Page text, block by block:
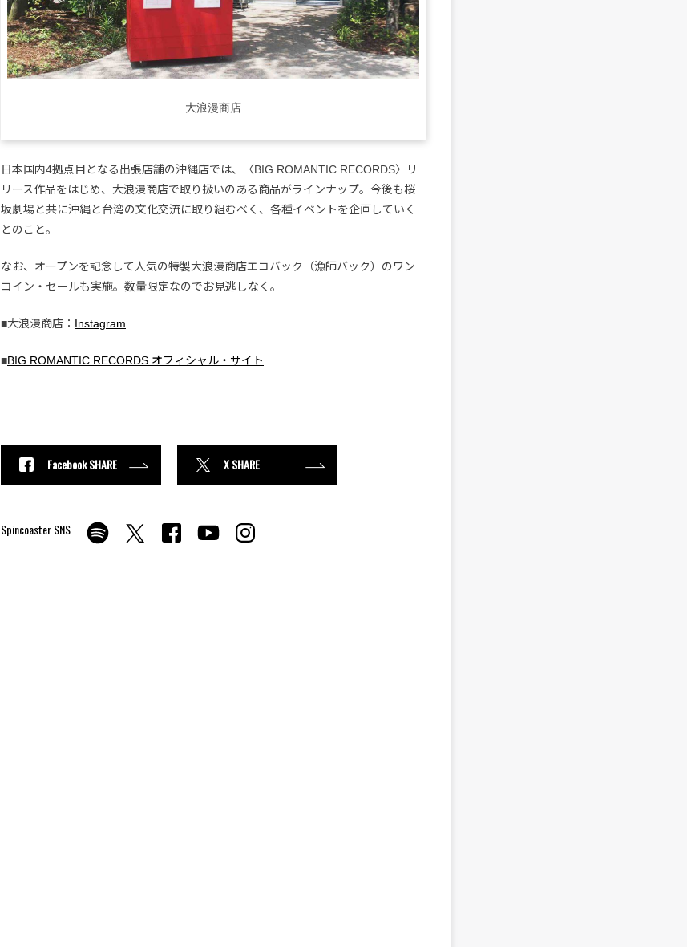
大浪漫商店
日本国内4拠点目となる出張店舗の沖縄店では、〈BIG ROMANTIC RECORDS〉リ
リース作品をはじめ、大浪漫商店で取り扱いのある商品がラインナップ。今後も桜
坂劇場と共に沖縄と台湾の文化交流に取り組むべく、各種イベントを企画していく
とのこと。
なお、オープンを記念して人気の特製大浪漫商店エコバック（漁師バック）のワン
コイン・セールも実施。数量限定なのでお見逃しなく。
■大浪漫商店： Instagram
■BIG ROMANTIC RECORDS オフィシャル・サイト
Facebook SHARE X SHARE
Spincoaster SNS